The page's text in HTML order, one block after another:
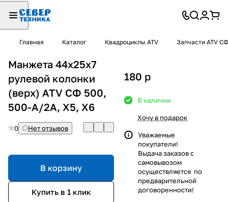
Главная Каталог Квадроциклы ATV Запчасти ATV СФ
Манжета 44х25х7
рулевой колонки
(верх) ATV СФ 500,
500-A/2A, X5, X6
0 Нет отзывов
В корзину
Купить в 1 клик
180 p
В наличии
Хочу в подарок
Уважаемые
покупатели!
Выдача заказов с
самовывозом
осуществляется по
предварительной
договоренности!